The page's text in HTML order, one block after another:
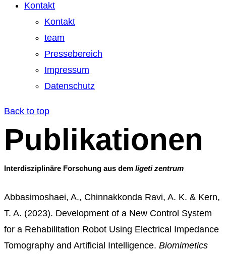
Kontakt
Kontakt
team
Pressebereich
Impressum
Datenschutz
Back to top
Publikationen
Interdisziplinäre Forschung aus dem ligeti zentrum
Abbasimoshaei, A., Chinnakkonda Ravi, A. K. & Kern,
T. A. (2023). Development of a New Control System
for a Rehabilitation Robot Using Electrical Impedance
Tomography and Artificial Intelligence. Biomimetics